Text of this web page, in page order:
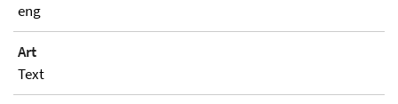
eng
Art
Text